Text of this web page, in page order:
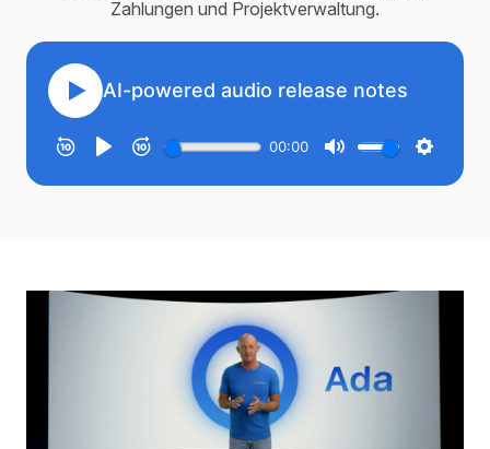
Zahlungen und Projektverwaltung.